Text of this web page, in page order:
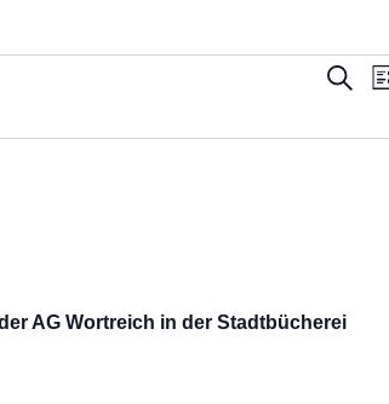
Suche
AG Wortreich in der Stadtbücherei